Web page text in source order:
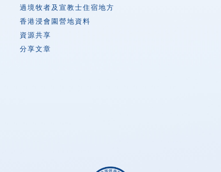
過境牧者及宣教士住宿地方
香港浸會園營地資料
資源共享
分享文章